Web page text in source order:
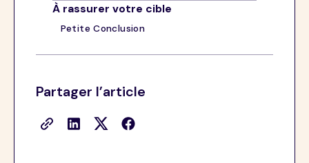
À rassurer votre cible
Petite Conclusion
Partager l’article